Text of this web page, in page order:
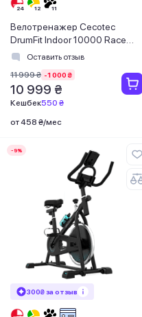
Велотренажер Cecotec
DrumFit Indoor 10000 Race
(CCTC-07240)
Оставить отзыв
11 999 ₴ -1 000 ₴
10 999 ₴
Кешбек550 ₴
от 458 ₴/мес
-9%
300₴ за отзыв